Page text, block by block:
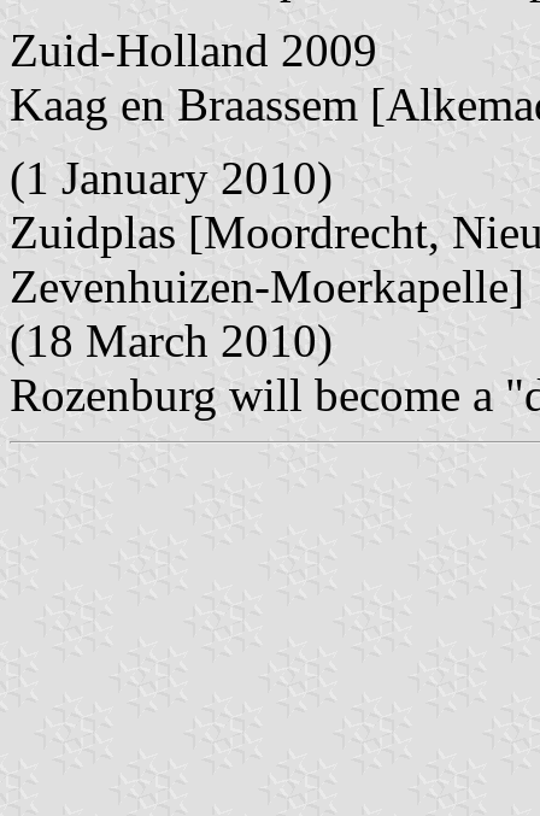
Zuid-Holland 2009
Kaag en Braassem
(1 January 2010)
Zuidplas [Moordrecht,
Zevenhuizen-Moerkapelle]
(18 March 2010)
Rozenburg will become a